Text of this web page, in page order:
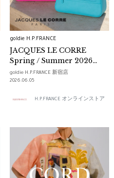
goldie H.P.FRANCE
JACQUES LE CORRE
Spring / Summer 2026
Collection
goldie H.P.FRANCE 新宿店
2026.06.05
H.P.FRANCE オンラインストア